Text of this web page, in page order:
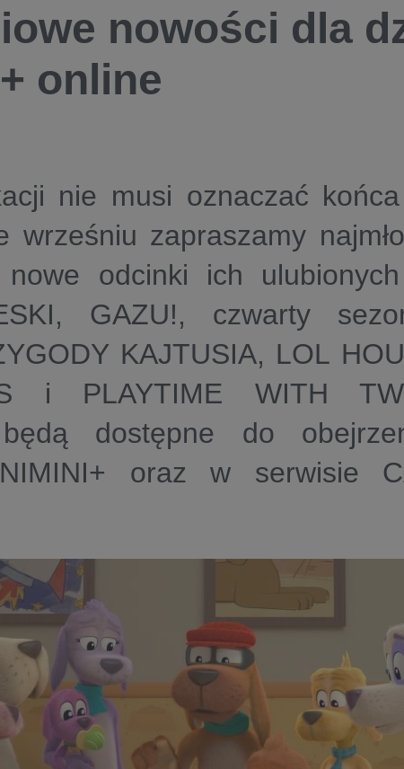
nowości dla
online
nie musi oznaczać
wrześniu zapraszamy
odcinki ich
GAZU!, czwarty
KAJTUSIA, LOL
i PLAYTIME WITH
będą dostępne do
oraz w serwisie